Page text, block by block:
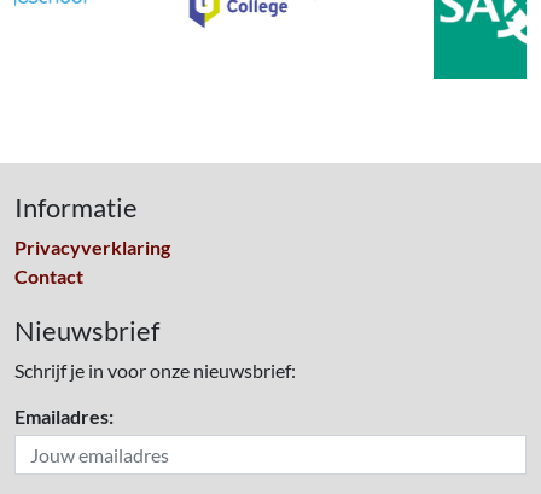
Informatie
Privacyverklaring
Contact
Nieuwsbrief
Schrijf je in voor onze nieuwsbrief:
Emailadres: